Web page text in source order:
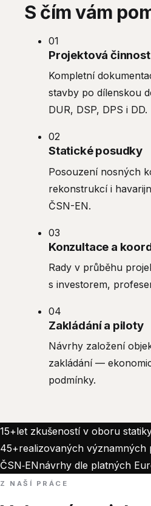
S čím vám
01
Projektová činnost
Kompletní
stavby po dílenskou
DUR, DSP, DPS i DD.
02
Statické posudky
Posouzení nosných
rekonstrukcí i
ČSN-EN.
03
Konzultace a
Rady v průběhu
s investorem,
04
Zakládání a piloty
Návrhy založení
zakládání —
podmínky.
15+let zkušeností v oboru
45+realizovaných významných
ČSN‑ENnávrhy dle platných
Z NAŠÍ PRÁCE